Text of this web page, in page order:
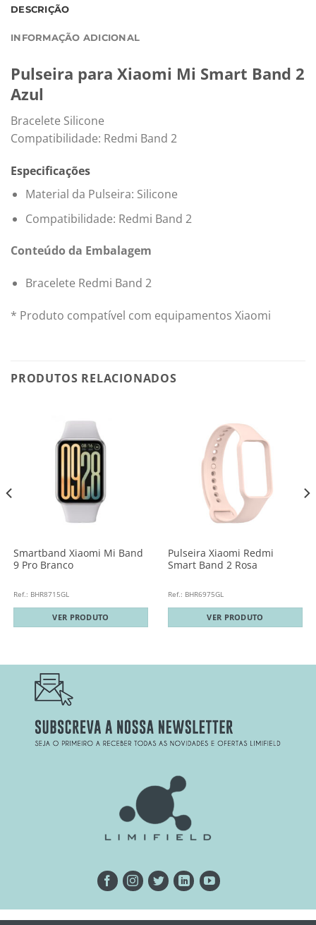
DESCRIÇÃO
INFORMAÇÃO ADICIONAL
Pulseira para Xiaomi Mi Smart Band 2
Azul
Bracelete Silicone
Compatibilidade: Redmi Band 2
Especificações
Material da Pulseira: Silicone
Compatibilidade: Redmi Band 2
Conteúdo da Embalagem
Bracelete Redmi Band 2
* Produto compatível com equipamentos Xiaomi
PRODUTOS RELACIONADOS
Smartband Xiaomi Mi Band
9 Pro Branco
Ref.: BHR8715GL
VER PRODUTO
Pulseira Xiaomi Redmi
Smart Band 2 Rosa
Ref.: BHR6975GL
VER PRODUTO